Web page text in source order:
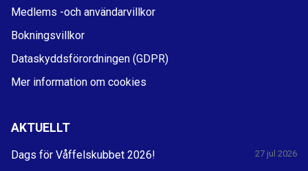
Medlems -och användarvillkor
Bokningsvillkor
Dataskyddsförordningen (GDPR)
Mer information om cookies
AKTUELLT
Dags för Våffelskubbet 2026! 27 jul 2026